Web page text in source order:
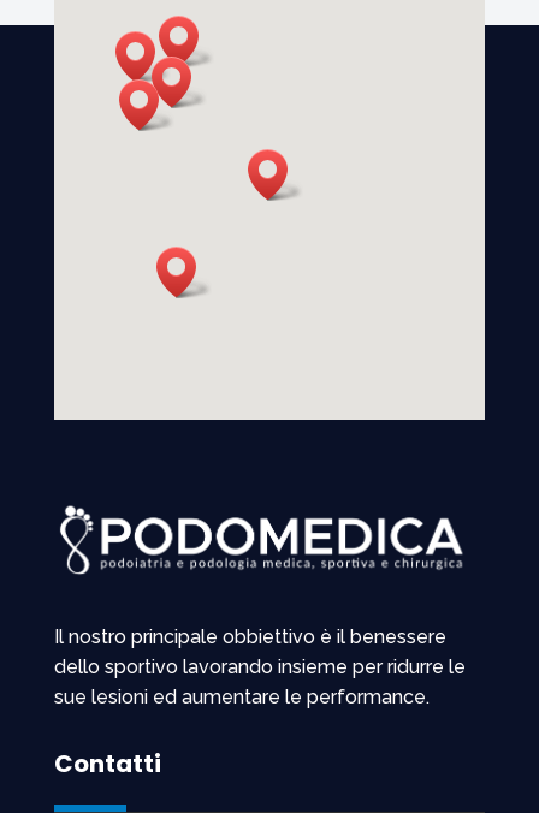
Il nostro principale obbiettivo è il benessere
dello sportivo lavorando insieme per ridurre le
sue lesioni ed aumentare le performance.
Contatti